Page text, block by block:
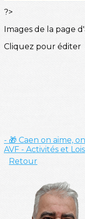
?>
Images de la page
Cliquez pour éditer
- 🎁 Caen on aime,
AVF - Activités et
Retour